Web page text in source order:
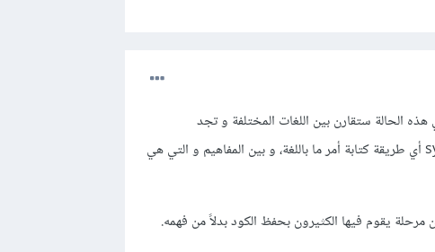
الحالة ستقارن بين اللغات المختلفة و تجد
الاختلافات، هذا سيجعلك تفرق بين ما هو عبارة عن مجرد syntax أي طريقة كتابة أمر ما باللغة، و بين المفاهيم و التي هي
يقوم فيها الكثيرون بحفظ الكود بدلاً من فهمه.